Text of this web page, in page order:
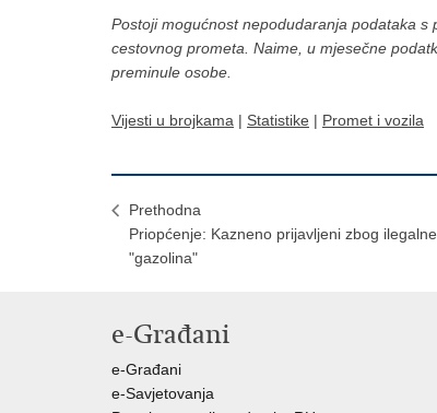
Postoji mogućnost nepodudaranja podataka
cestovnog prometa. Naime, u mjesečne
preminule osobe.
Vijesti u brojkama | Statistike | Promet i vozila
Prethodna
Priopćenje: Kazneno prijavljeni zbog
"gazolina"
e-Građani
e-Građani
e-Savjetovanja